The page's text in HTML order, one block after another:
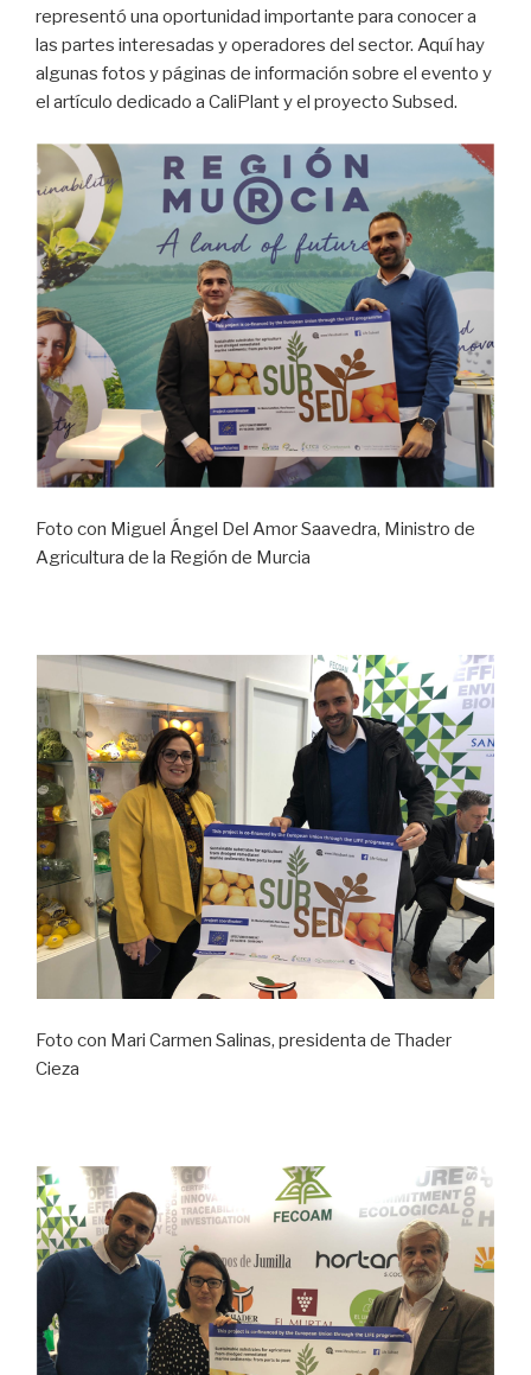
representó una oportunidad importante para conocer a
las partes interesadas y operadores del sector. Aquí hay
algunas fotos y páginas de información sobre el evento y
el artículo dedicado a CaliPlant y el proyecto Subsed.
Foto con Miguel Ángel Del Amor Saavedra, Ministro de
Agricultura de la Región de Murcia
Foto con Mari Carmen Salinas, presidenta de Thader
Cieza